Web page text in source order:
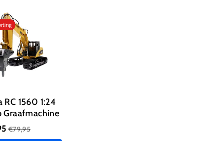
RC 1560 1:24
Graafmachine
€79,95